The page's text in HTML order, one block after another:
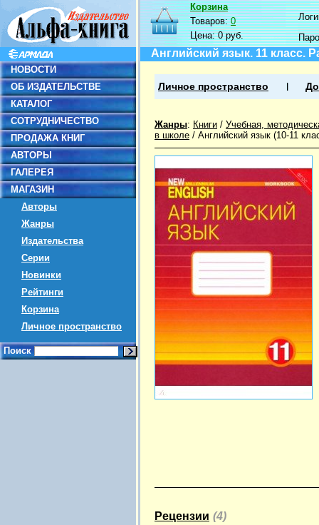
НОВОСТИ
ОБ ИЗДАТЕЛЬСТВЕ
КАТАЛОГ
СОТРУДНИЧЕСТВО
ПРОДАЖА КНИГ
АВТОРЫ
ГАЛЕРЕЯ
МАГАЗИН
Авторы
Жанры
Издательства
Серии
Новинки
Рейтинги
Корзина
Личное пространство
Поиск
Корзина
Товаров:0
Цена:0 руб.
Английский язык. 11 класс.
Личное пространство
Жанры: Книги / Учебная,
в школе / Английский язык (10-11
Рецензии (4)